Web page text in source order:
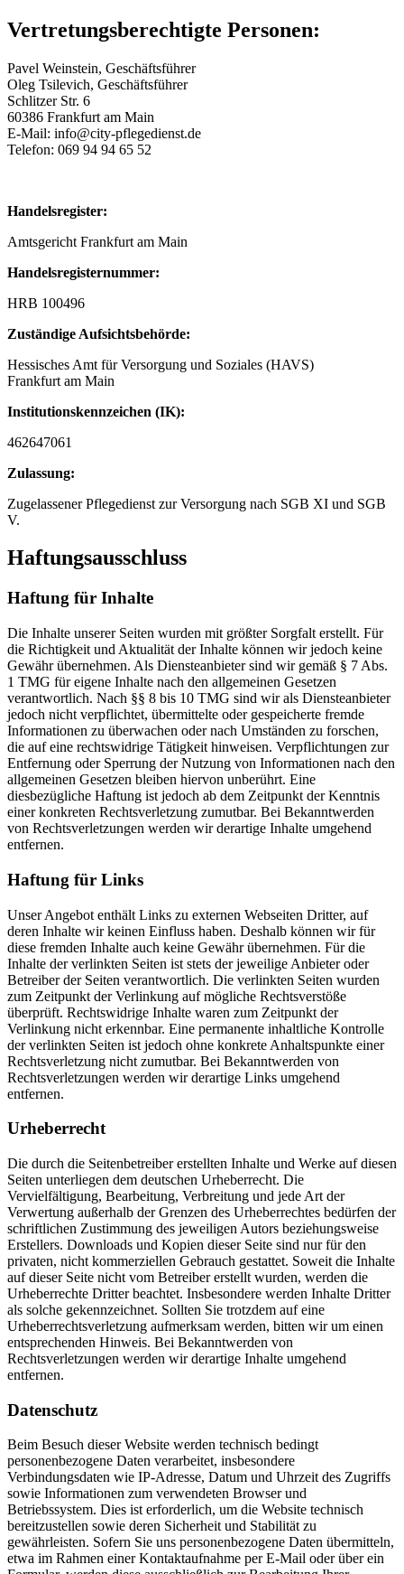
Vertretungsberechtigte Personen:
Pavel Weinstein, Geschäftsführer
Oleg Tsilevich, Geschäftsführer
Schlitzer Str. 6
60386 Frankfurt am Main
E-Mail: info@city-pflegedienst.de
Telefon: 069 94 94 65 52
Handelsregister:
Amtsgericht Frankfurt am Main
Handelsregisternummer:
HRB 100496
Zuständige Aufsichtsbehörde:
Hessisches Amt für Versorgung und Soziales (HAVS)
Frankfurt am Main
Institutionskennzeichen (IK):
462647061
Zulassung:
Zugelassener Pflegedienst zur Versorgung nach SGB XI und SGB
V.
Haftungsausschluss
Haftung für Inhalte
Die Inhalte unserer Seiten wurden mit größter Sorgfalt erstellt. Für
die Richtigkeit und Aktualität der Inhalte können wir jedoch keine
Gewähr übernehmen. Als Diensteanbieter sind wir gemäß § 7 Abs.
1 TMG für eigene Inhalte nach den allgemeinen Gesetzen
verantwortlich. Nach §§ 8 bis 10 TMG sind wir als Diensteanbieter
jedoch nicht verpflichtet, übermittelte oder gespeicherte fremde
Informationen zu überwachen oder nach Umständen zu forschen,
die auf eine rechtswidrige Tätigkeit hinweisen. Verpflichtungen zur
Entfernung oder Sperrung der Nutzung von Informationen nach den
allgemeinen Gesetzen bleiben hiervon unberührt. Eine
diesbezügliche Haftung ist jedoch ab dem Zeitpunkt der Kenntnis
einer konkreten Rechtsverletzung zumutbar. Bei Bekanntwerden
von Rechtsverletzungen werden wir derartige Inhalte umgehend
entfernen.
Haftung für Links
Unser Angebot enthält Links zu externen Webseiten Dritter, auf
deren Inhalte wir keinen Einfluss haben. Deshalb können wir für
diese fremden Inhalte auch keine Gewähr übernehmen. Für die
Inhalte der verlinkten Seiten ist stets der jeweilige Anbieter oder
Betreiber der Seiten verantwortlich. Die verlinkten Seiten wurden
zum Zeitpunkt der Verlinkung auf mögliche Rechtsverstöße
überprüft. Rechtswidrige Inhalte waren zum Zeitpunkt der
Verlinkung nicht erkennbar. Eine permanente inhaltliche Kontrolle
der verlinkten Seiten ist jedoch ohne konkrete Anhaltspunkte einer
Rechtsverletzung nicht zumutbar. Bei Bekanntwerden von
Rechtsverletzungen werden wir derartige Links umgehend
entfernen.
Urheberrecht
Die durch die Seitenbetreiber erstellten Inhalte und Werke auf diesen
Seiten unterliegen dem deutschen Urheberrecht. Die
Vervielfältigung, Bearbeitung, Verbreitung und jede Art der
Verwertung außerhalb der Grenzen des Urheberrechtes bedürfen der
schriftlichen Zustimmung des jeweiligen Autors beziehungsweise
Erstellers. Downloads und Kopien dieser Seite sind nur für den
privaten, nicht kommerziellen Gebrauch gestattet. Soweit die Inhalte
auf dieser Seite nicht vom Betreiber erstellt wurden, werden die
Urheberrechte Dritter beachtet. Insbesondere werden Inhalte Dritter
als solche gekennzeichnet. Sollten Sie trotzdem auf eine
Urheberrechtsverletzung aufmerksam werden, bitten wir um einen
entsprechenden Hinweis. Bei Bekanntwerden von
Rechtsverletzungen werden wir derartige Inhalte umgehend
entfernen.
Datenschutz
Beim Besuch dieser Website werden technisch bedingt
personenbezogene Daten verarbeitet, insbesondere
Verbindungsdaten wie IP-Adresse, Datum und Uhrzeit des Zugriffs
sowie Informationen zum verwendeten Browser und
Betriebssystem. Dies ist erforderlich, um die Website technisch
bereitzustellen sowie deren Sicherheit und Stabilität zu
gewährleisten. Sofern Sie uns personenbezogene Daten übermitteln,
etwa im Rahmen einer Kontaktaufnahme per E-Mail oder über ein